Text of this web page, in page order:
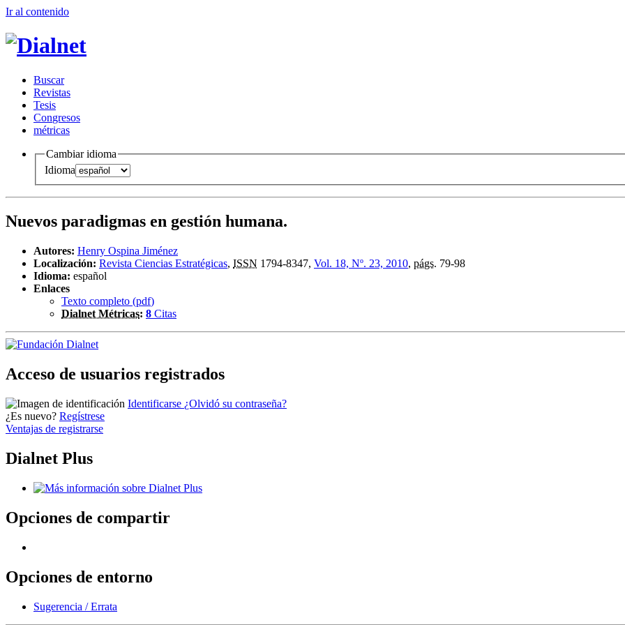
Ir al contenido
Buscar
Revistas
Tesis
Congresos
métricas
Cambiar idioma
Idioma
Nuevos paradigmas en gestión humana.
Autores: Henry Ospina Jiménez
Localización: Revista Ciencias Estratégicas, ISSN 1794-8347, Vol. 18, Nº. 23, 2010, págs. 79-98
Idioma: español
Enlaces
Texto completo (pdf)
Dialnet Métricas: 8 Citas
Acceso de usuarios registrados
Identificarse ¿Olvidó su contraseña?
¿Es nuevo? Regístrese
Ventajas de registrarse
Dialnet Plus
Opciones de compartir
Opciones de entorno
Sugerencia / Errata